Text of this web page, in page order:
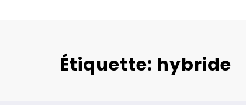
Étiquette: hybride